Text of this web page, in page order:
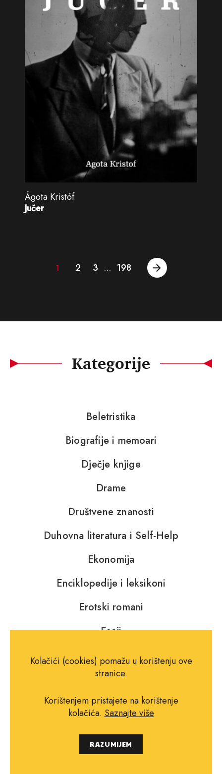
Ágota Kristóf
Jučer
1 2 3 … 198
Kategorije
Beletristika
Biografije i memoari
Dječje knjige
Drame
Društvene znanosti
Duhovna literatura i Self-Help
Ekonomija
Enciklopedije i leksikoni
Erotski romani
Eseji
Filozofija i religija
Fotografija
Glazba, kazalište i film
Kolačići (cookies) pomažu u korištenju ove
stranice.
Korištenjem pristajete na korištenje
kolačića. Saznajte više
RAZUMIJEM